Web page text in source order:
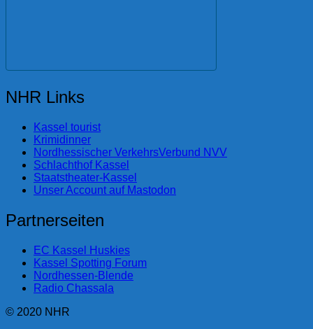
NHR Links
Kassel tourist
Krimidinner
Nordhessischer VerkehrsVerbund NVV
Schlachthof Kassel
Staatstheater-Kassel
Unser Account auf Mastodon
Partnerseiten
EC Kassel Huskies
Kassel Spotting Forum
Nordhessen-Blende
Radio Chassala
© 2020 NHR